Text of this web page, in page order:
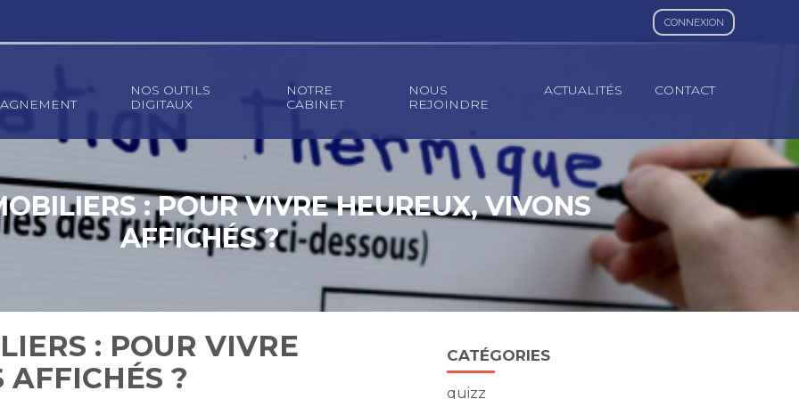
CONNEXION
NOS OUTILS
DIGITAUX
NOTRE
CABINET
NOUS
REJOINDRE
ACTUALITÉS CONTACT
: POUR VIVRE HEUREUX, VIVONS
AFFICHÉS ?
: POUR VIVRE
AFFICHÉS ?
Blog
sidebar
CATÉGORIES
quizz